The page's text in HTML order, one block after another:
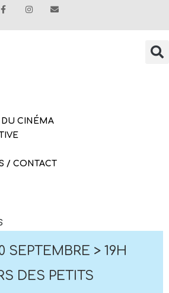
DU CINÉMA
/ CONTACT
SEPTEMBRE > 19H
DES PETITS